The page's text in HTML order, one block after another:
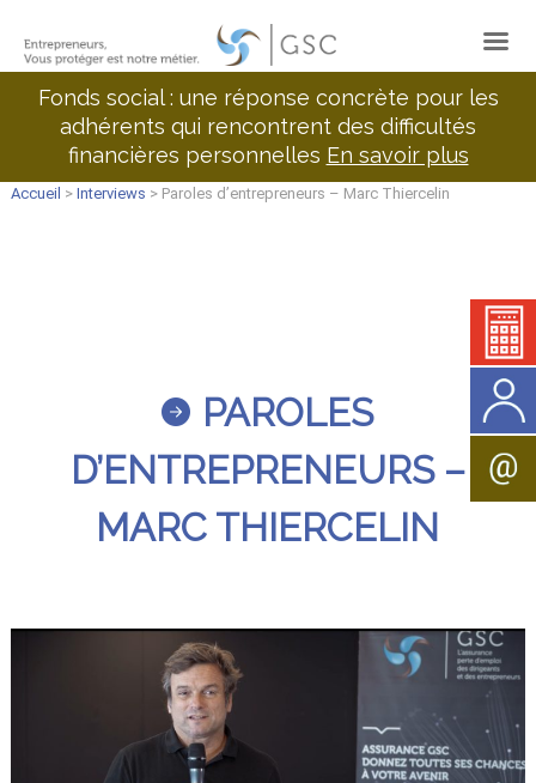
Fonds social : une réponse concrète pour les
adhérents qui rencontrent des difficultés
financières personnelles En savoir plus
Accueil > Interviews > Paroles d’entrepreneurs – Marc Thiercelin
PAROLES
D’ENTREPRENEURS –
MARC THIERCELIN